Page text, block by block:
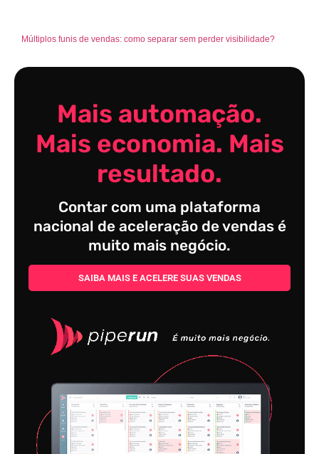
Múltiplos funis de vendas: como separar sem perder visibilidade?
Mais automação.
Mais economia. Mais
resultado.
Contar com uma plataforma
nacional de aceleração de vendas é
muito mais negócio.
SAIBA MAIS E ACELERE SUAS VENDAS